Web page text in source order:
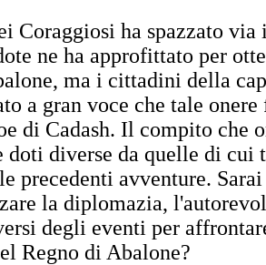
Coraggiosi ha spazzato via
ne ha approfittato per
ma i cittadini della
a gran voce che tale onere
di Cadash. Il compito che
doti diverse da quelle di cui
precedenti avventure.
la diplomazia,
degli eventi per
Regno di Abalone?